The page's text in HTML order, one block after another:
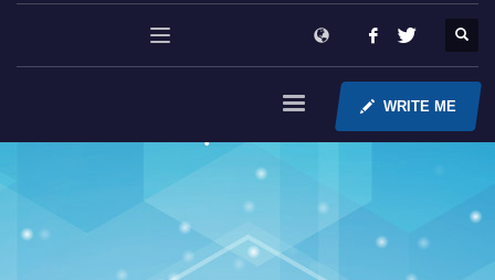
WRITE ME